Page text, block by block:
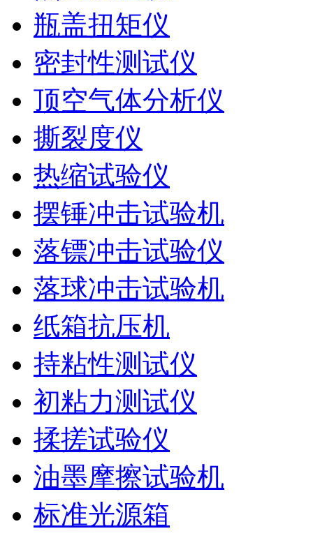
瓶盖扭矩仪
密封性测试仪
顶空气体分析仪
撕裂度仪
热缩试验仪
摆锤冲击试验机
落镖冲击试验仪
落球冲击试验机
纸箱抗压机
持粘性测试仪
初粘力测试仪
揉搓试验仪
油墨摩擦试验机
标准光源箱